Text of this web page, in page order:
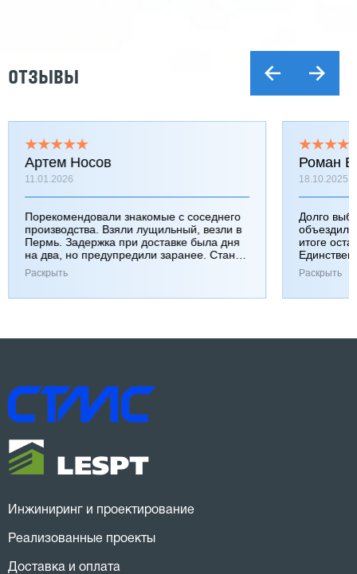
ОТЗЫВЫ
Артем Носов
11.01.2026
Порекомендовали знакомые с соседнего
производства. Взяли лущильный, везли в
Пермь. Задержка при доставке была дня
на два, но предупредили заранее. Станок
работает хорошо, к качеству вопросов нет.
Раскрыть
Роман
18.10.2025
Долго
итоге
Раскрыть
Инжиниринг и проектирование
Реализованные проекты
Доставка и оплата